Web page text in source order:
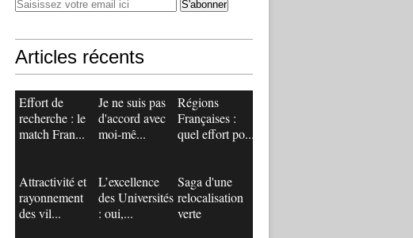
Articles récents
Effort de
recherche : le
match Fran...
Je ne suis pas
d'accord avec
moi-mê...
Régions
Françaises :
quel effort po...
Attractivité et
rayonnement
des vil...
L’excellence
des Universités
: oui,...
Saga d'une
relocalisation
verte